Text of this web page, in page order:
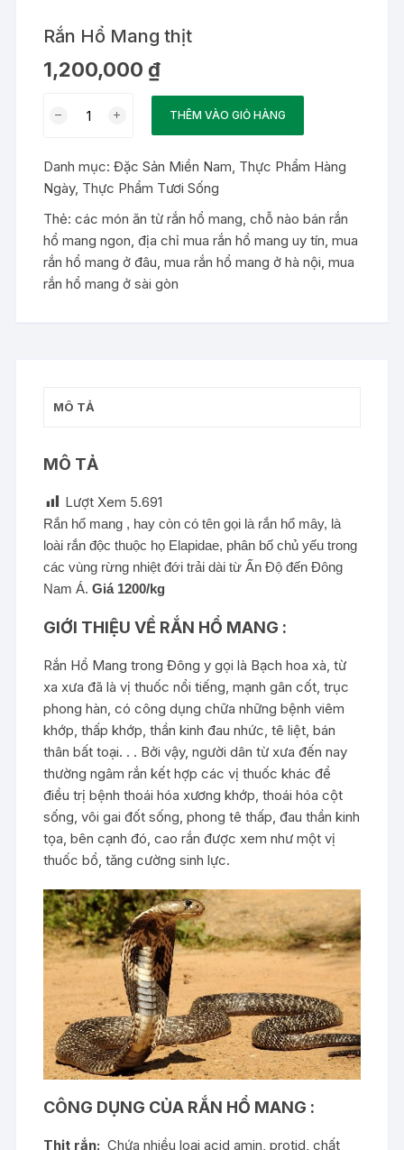
Rắn Hổ Mang thịt
1,200,000 ₫
thịt
số
lượng
THÊM VÀO GIỎ HÀNG
Danh mục:Đặc Sản Miền Nam, Thực Phẩm Hàng
Ngày, Thực Phẩm Tươi Sống
Thẻ:các món ăn từ rắn hổ mang,chỗ nào bán rắn
hổ mang ngon,địa chỉ mua rắn hổ mang uy tín,mua
rắn hổ mang ở đâu,mua rắn hổ mang ở hà nội,mua
rắn hổ mang ở sài gòn
MÔ TẢ
MÔ TẢ
Lượt Xem 5.691
Rắn hổ mang , hay còn có tên gọi là rắn hổ mây, là
loài rắn độc thuộc họ Elapidae, phân bố chủ yếu trong
các vùng rừng nhiệt đới trải dài từ Ấn Độ đến Đông
Nam Á.Giá 1200/kg
GIỚI THIỆU VỀ RẮN HỔ MANG :
Rắn Hổ Mang trong Đông y gọi là Bạch hoa xà, từ
xa xưa đã là vị thuốc nổi tiếng, mạnh gân cốt, trục
phong hàn, có công dụng chữa những bệnh viêm
khớp, thấp khớp, thần kinh đau nhức, tê liệt, bán
thân bất toại. . . Bởi vậy, người dân từ xưa đến nay
thường ngâm rắn kết hợp các vị thuốc khác để
điều trị bệnh thoái hóa xương khớp, thoái hóa cột
sống, vôi gai đốt sống, phong tê thấp, đau thần kinh
tọa, bên cạnh đó, cao rắn được xem như một vị
thuốc bổ, tăng cường sinh lực.
CÔNG DỤNG CỦA RẮN HỔ MANG :
Thịt rắn: Chứa nhiều loại acid amin, protid, chất